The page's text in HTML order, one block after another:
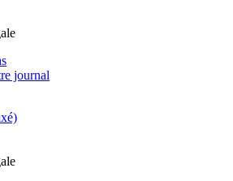
journal